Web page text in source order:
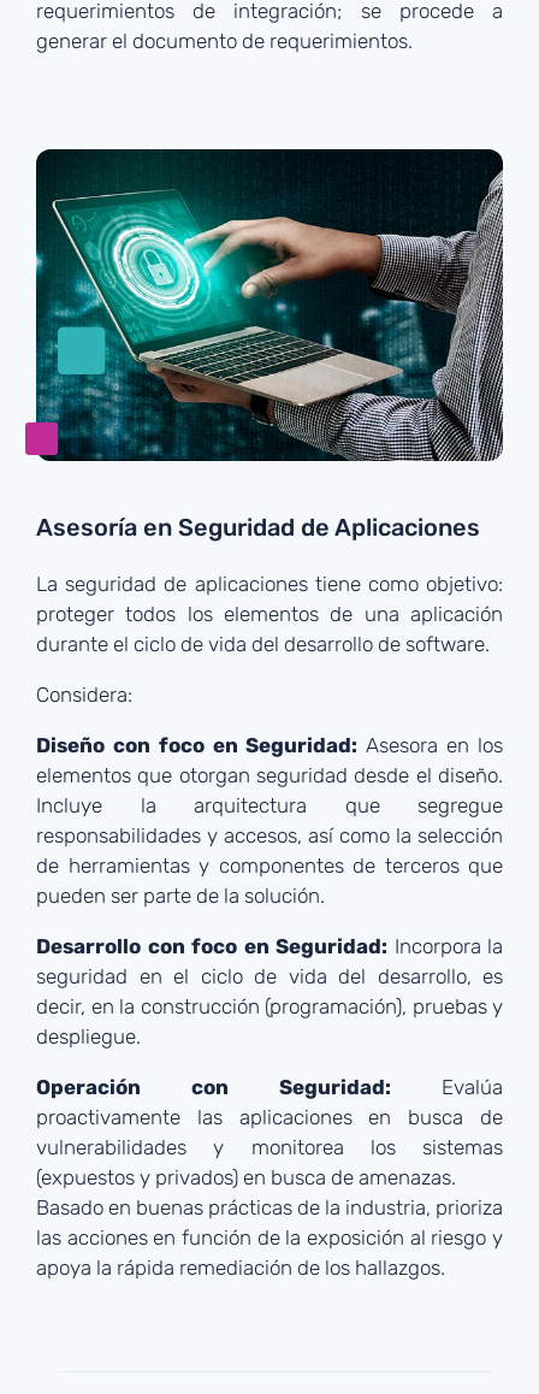
requerimientos de integración; se procede a
generar el documento de requerimientos.
Asesoría en Seguridad de Aplicaciones
La seguridad de aplicaciones tiene como objetivo:
proteger todos los elementos de una aplicación
durante el ciclo de vida del desarrollo de software.
Considera:
Diseño con foco en Seguridad: Asesora en los
elementos que otorgan seguridad desde el diseño.
Incluye la arquitectura que segregue
responsabilidades y accesos, así como la selección
de herramientas y componentes de terceros que
pueden ser parte de la solución.
Desarrollo con foco en Seguridad: Incorpora la
seguridad en el ciclo de vida del desarrollo, es
decir, en la construcción (programación), pruebas y
despliegue.
Operación con Seguridad: Evalúa
proactivamente las aplicaciones en busca de
vulnerabilidades y monitorea los sistemas
(expuestos y privados) en busca de amenazas.
Basado en buenas prácticas de la industria, prioriza
las acciones en función de la exposición al riesgo y
apoya la rápida remediación de los hallazgos.